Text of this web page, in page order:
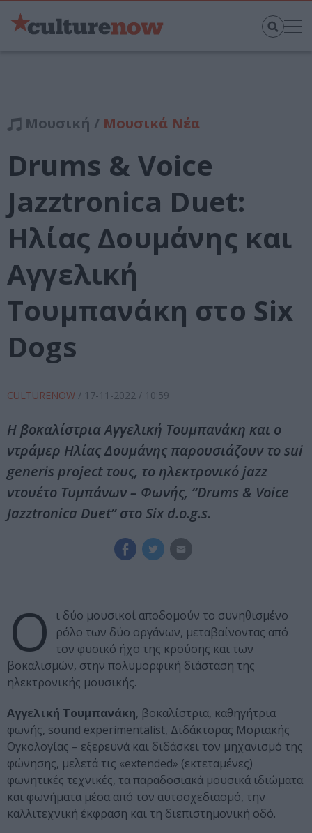
Μουσική / Μουσικά Νέα
Drums & Voice
Jazztronica Duet:
Ηλίας Δουμάνης και
Αγγελική
Τουμπανάκη στο Six
Dogs
CULTURENOW / 17-11-2022 / 10:59
Η βοκαλίστρια Αγγελική Τουμπανάκη και ο
ντράμερ Ηλίας Δουμάνης παρουσιάζουν το sui
generis project τους, το ηλεκτρονικό jazz
ντουέτο Τυμπάνων – Φωνής, “Drums & Voice
Jazztronica Duet” στο Six d.o.g.s.
Ο
ι δύο μουσικοί αποδομούν το συνηθισμένο
ρόλο των δύο οργάνων, μεταβαίνοντας από
τον φυσικό ήχο της κρούσης και των
βοκαλισμών, στην πολυμορφική διάσταση της
ηλεκτρονικής μουσικής.
Αγγελική Τουμπανάκη, βοκαλίστρια, καθηγήτρια
φωνής, sound experimentalist, Διδάκτορας Μοριακής
Ογκολογίας – εξερευνά και διδάσκει τον μηχανισμό της
φώνησης, μελετά τις «extended» (εκτεταμένες)
φωνητικές τεχνικές, τα παραδοσιακά μουσικά ιδιώματα
και φωνήματα μέσα από τον αυτοσχεδιασμό, την
καλλιτεχνική έκφραση και τη διεπιστημονική οδό.